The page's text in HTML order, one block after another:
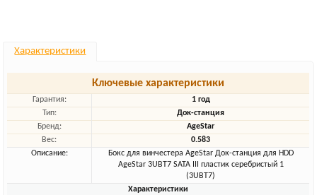
Характеристики
Ключевые характеристики
Гарантия:
1 год
Тип:
Док-станция
Бренд:
AgeStar
Вес:
0.583
Описание:
Бокс для винчестера AgeStar Док-станция для HDD
AgeStar 3UBT7 SATA III пластик серебристый 1
(3UBT7)
Характеристики